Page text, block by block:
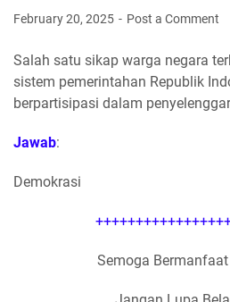
February 20, 2025 Post a Comment
Salah satu sikap warga negara
sistem pemerintahan Republik
berpartisipasi dalam
Jawab:
Demokrasi
Semoga